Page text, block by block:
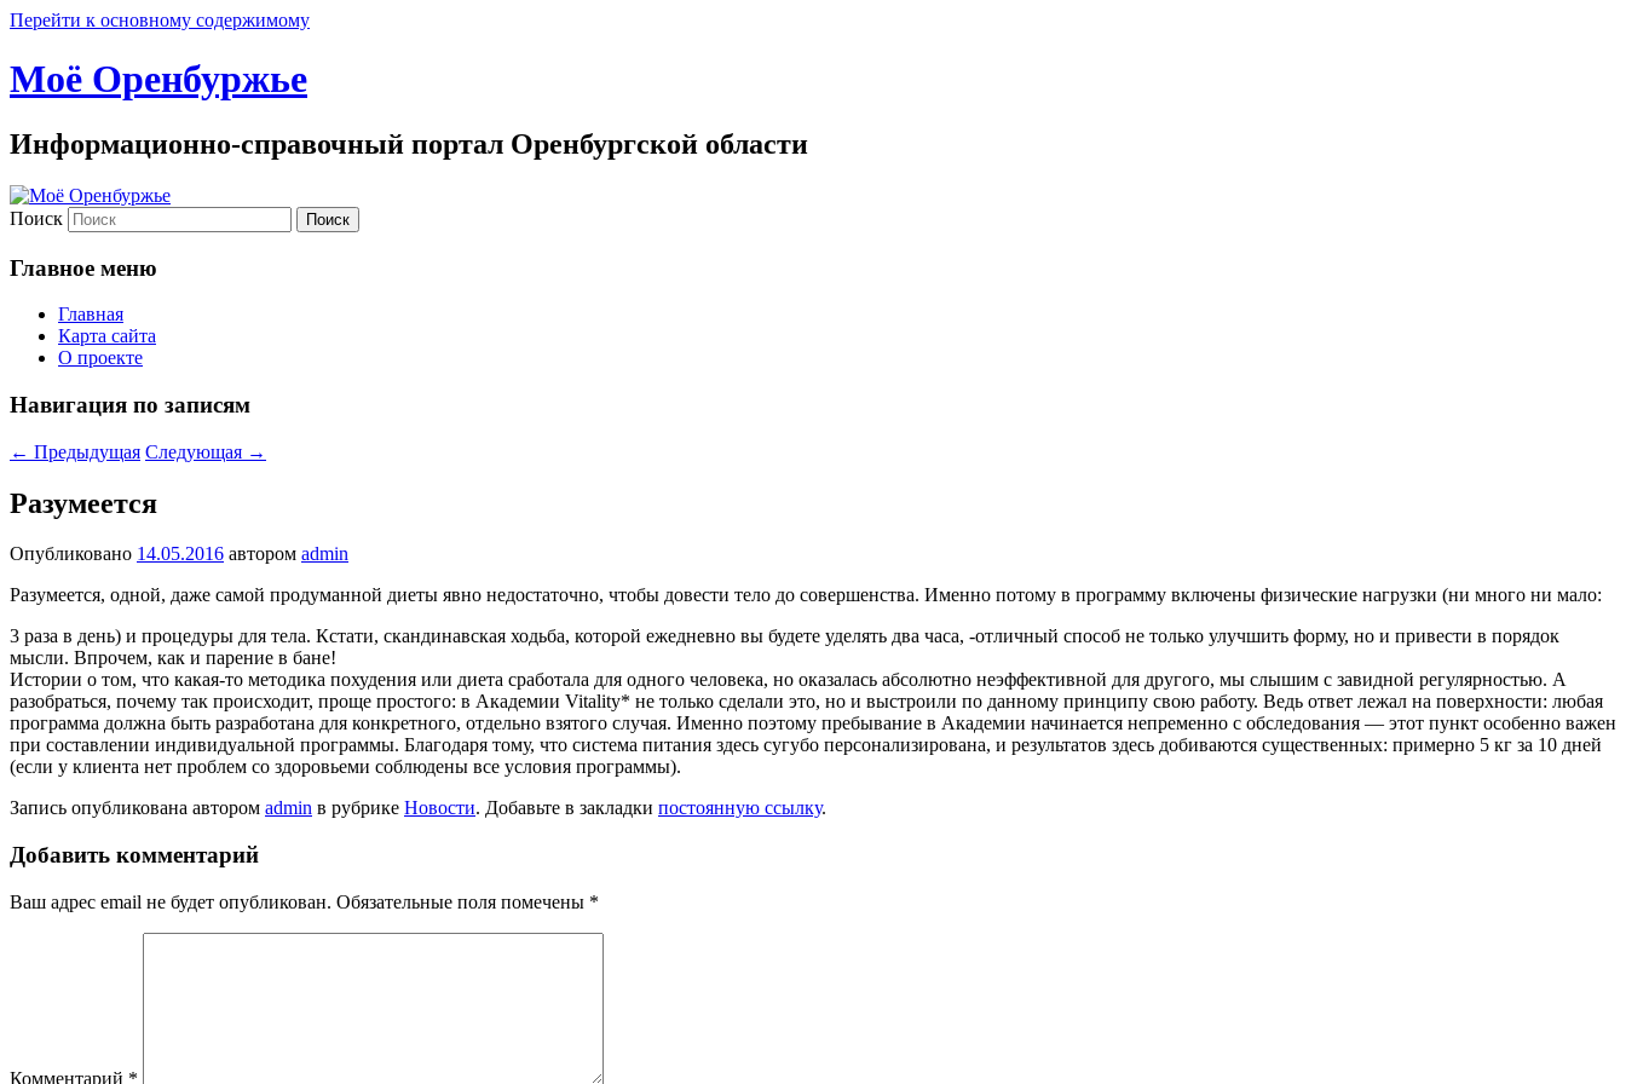
Перейти к основному содержимому
Моё Оренбуржье
Информационно-справочный портал Оренбургской области
Поиск
Главное меню
Главная
Карта сайта
О проекте
Навигация по записям
← Предыдущая Следующая →
Разумеется
Опубликовано 14.05.2016 автором admin
Разумеется, одной, даже самой продуманной диеты явно недостаточно, чтобы довести тело до совершенства. Именно потому в программу включены физические нагрузки (ни много ни мало:
3 раза в день) и процедуры для тела. Кстати, скандинавская ходьба, которой ежедневно вы будете уделять два часа, -отличный способ не только улучшить форму, но и привести в порядок
мысли. Впрочем, как и парение в бане!
Истории о том, что какая-то методика похудения или диета сработала для одного человека, но оказалась абсолютно неэффективной для другого, мы слышим с завидной регулярностью. А
разобраться, почему так происходит, проще простого: в Академии Vitality* не только сделали это, но и выстроили по данному принципу свою работу. Ведь ответ лежал на поверхности: любая
программа должна быть разработана для конкретного, отдельно взятого случая. Именно поэтому пребывание в Академии начинается непременно с обследования — этот пункт особенно важен
при составлении индивидуальной программы. Благодаря тому, что система питания здесь сугубо персонализирована, и результатов здесь добиваются существенных: примерно 5 кг за 10 дней
(если у клиента нет проблем со здоровьеми соблюдены все условия программы).
Запись опубликована автором admin в рубрике Новости. Добавьте в закладки постоянную ссылку.
Добавить комментарий
Ваш адрес email не будет опубликован. Обязательные поля помечены *
Комментарий *